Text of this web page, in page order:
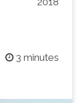
3 minutes